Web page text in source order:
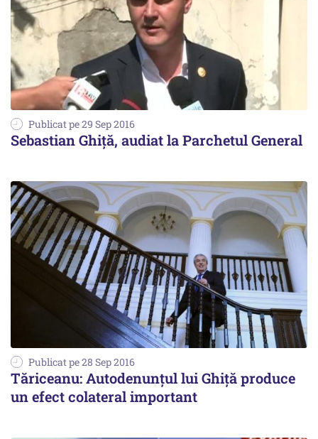
Publicat pe 29 Sep 2016
Sebastian Ghiţă, audiat la Parchetul General
Publicat pe 28 Sep 2016
Tăriceanu: Autodenunțul lui Ghiță produce
un efect colateral important